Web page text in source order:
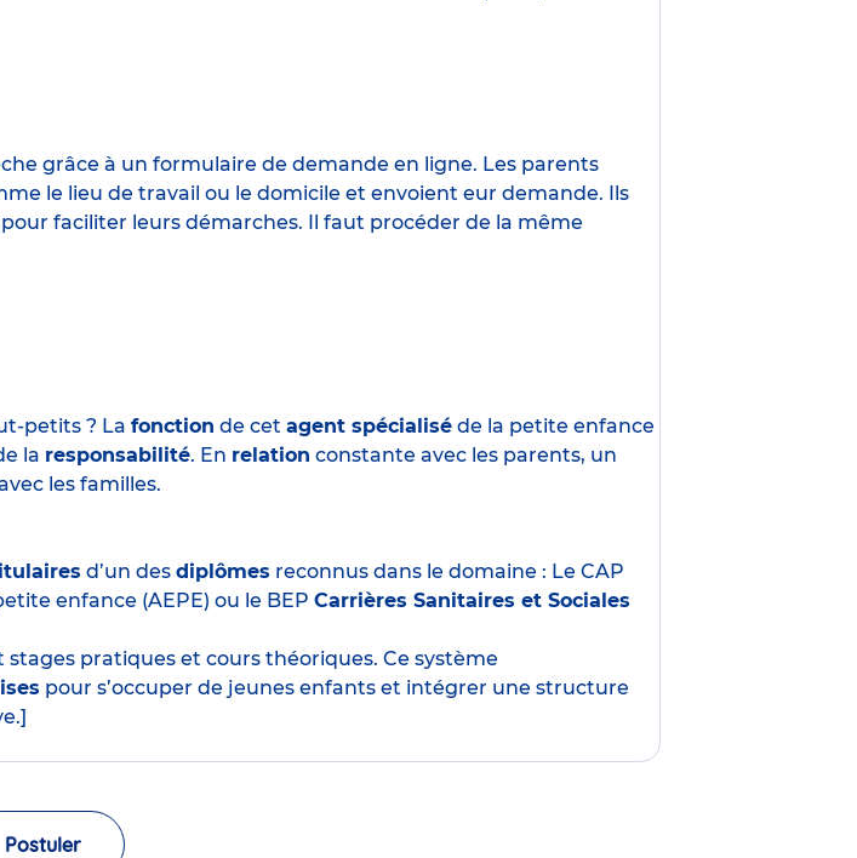
grâce à un formulaire de demande en ligne. Les parents
le lieu de travail ou le domicile et envoient eur demande. Ils
faciliter leurs démarches. Il faut procéder de la même
petits ? La fonction de cet agent spécialisé de la petite enfance
la responsabilité. En relation constante avec les parents, un
les familles.
d’un des diplômes reconnus dans le domaine : Le CAP
enfance (AEPE) ou le BEP Carrières Sanitaires et Sociales
pratiques et cours théoriques. Ce système
pour s’occuper de jeunes enfants et intégrer une structure
Postuler